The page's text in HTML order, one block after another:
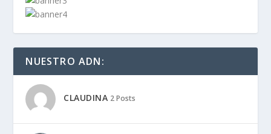
NUESTRO ADN:
CLAUDINA 2 Posts